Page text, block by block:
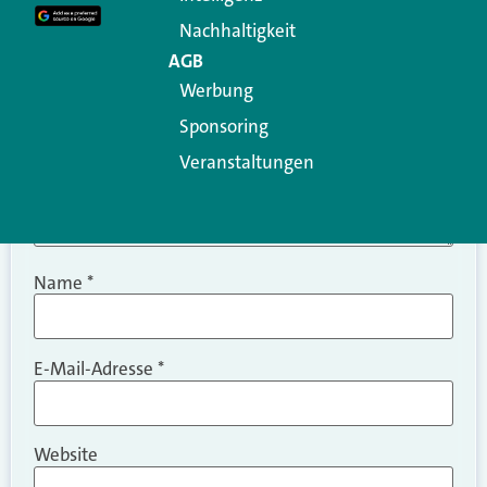
Kommentar
Name *
E-Mail-Adresse *
Website
Nachhaltigkeit
AGB
Werbung
Sponsoring
Veranstaltungen